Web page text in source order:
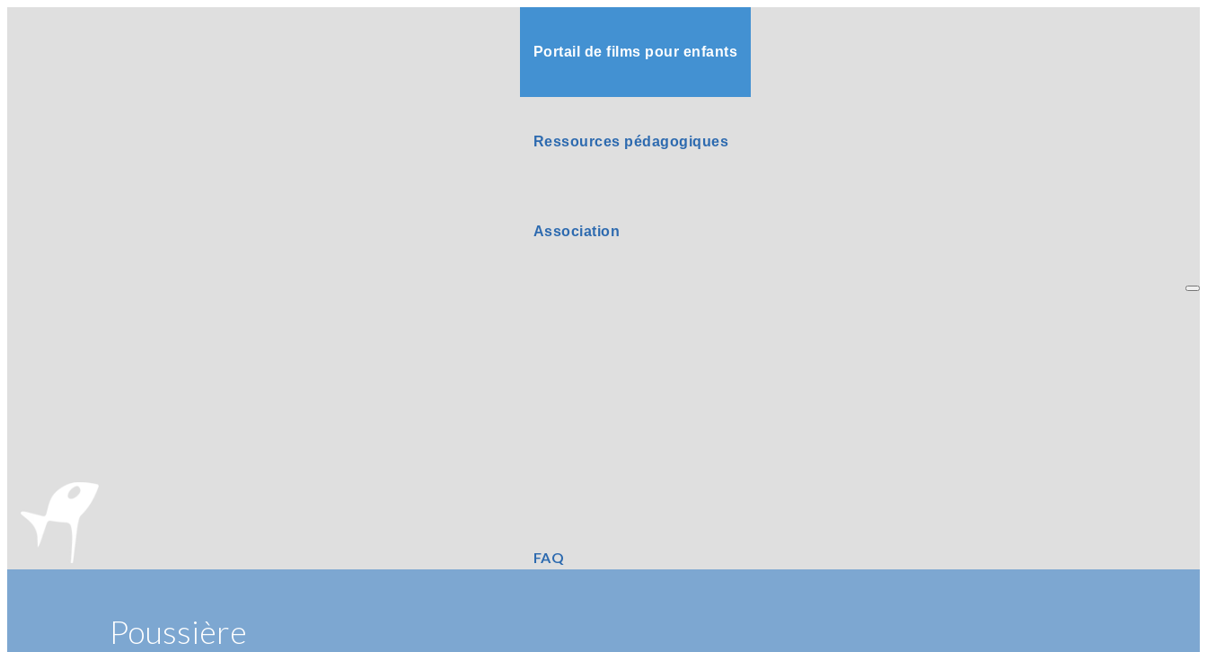
Portail de films pour enfants
Ressources pédagogiques
Association
FAQ
Poussière